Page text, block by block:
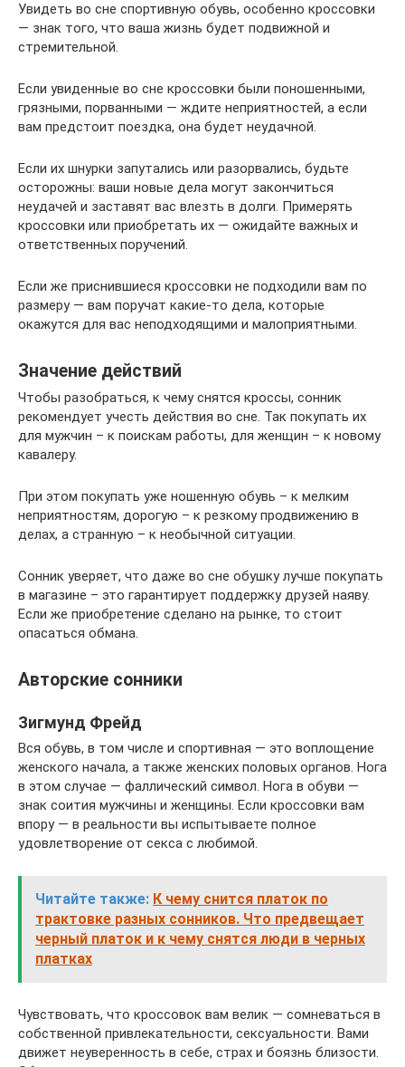
Увидеть во сне спортивную обувь, особенно кроссовки
— знак того, что ваша жизнь будет подвижной и
стремительной.
Если увиденные во сне кроссовки были поношенными,
грязными, порванными — ждите неприятностей, а если
вам предстоит поездка, она будет неудачной.
Если их шнурки запутались или разорвались, будьте
осторожны: ваши новые дела могут закончиться
неудачей и заставят вас влезть в долги. Примерять
кроссовки или приобретать их — ожидайте важных и
ответственных поручений.
Если же приснившиеся кроссовки не подходили вам по
размеру — вам поручат какие-то дела, которые
окажутся для вас неподходящими и малоприятными.
Значение действий
Чтобы разобраться, к чему снятся кроссы, сонник
рекомендует учесть действия во сне. Так покупать их
для мужчин – к поискам работы, для женщин – к новому
кавалеру.
При этом покупать уже ношенную обувь – к мелким
неприятностям, дорогую – к резкому продвижению в
делах, а странную – к необычной ситуации.
Сонник уверяет, что даже во сне обушку лучше покупать
в магазине – это гарантирует поддержку друзей наяву.
Если же приобретение сделано на рынке, то стоит
опасаться обмана.
Авторские сонники
Зигмунд Фрейд
Вся обувь, в том числе и спортивная — это воплощение
женского начала, а также женских половых органов. Нога
в этом случае — фаллический символ. Нога в обуви —
знак соития мужчины и женщины. Если кроссовки вам
впору — в реальности вы испытываете полное
удовлетворение от секса с любимой.
Читайте также: К чему снится платок по
трактовке разных сонников. Что предвещает
черный платок и к чему снятся люди в черных
платках
Чувствовать, что кроссовок вам велик — сомневаться в
собственной привлекательности, сексуальности. Вами
движет неуверенность в себе, страх и боязнь близости.